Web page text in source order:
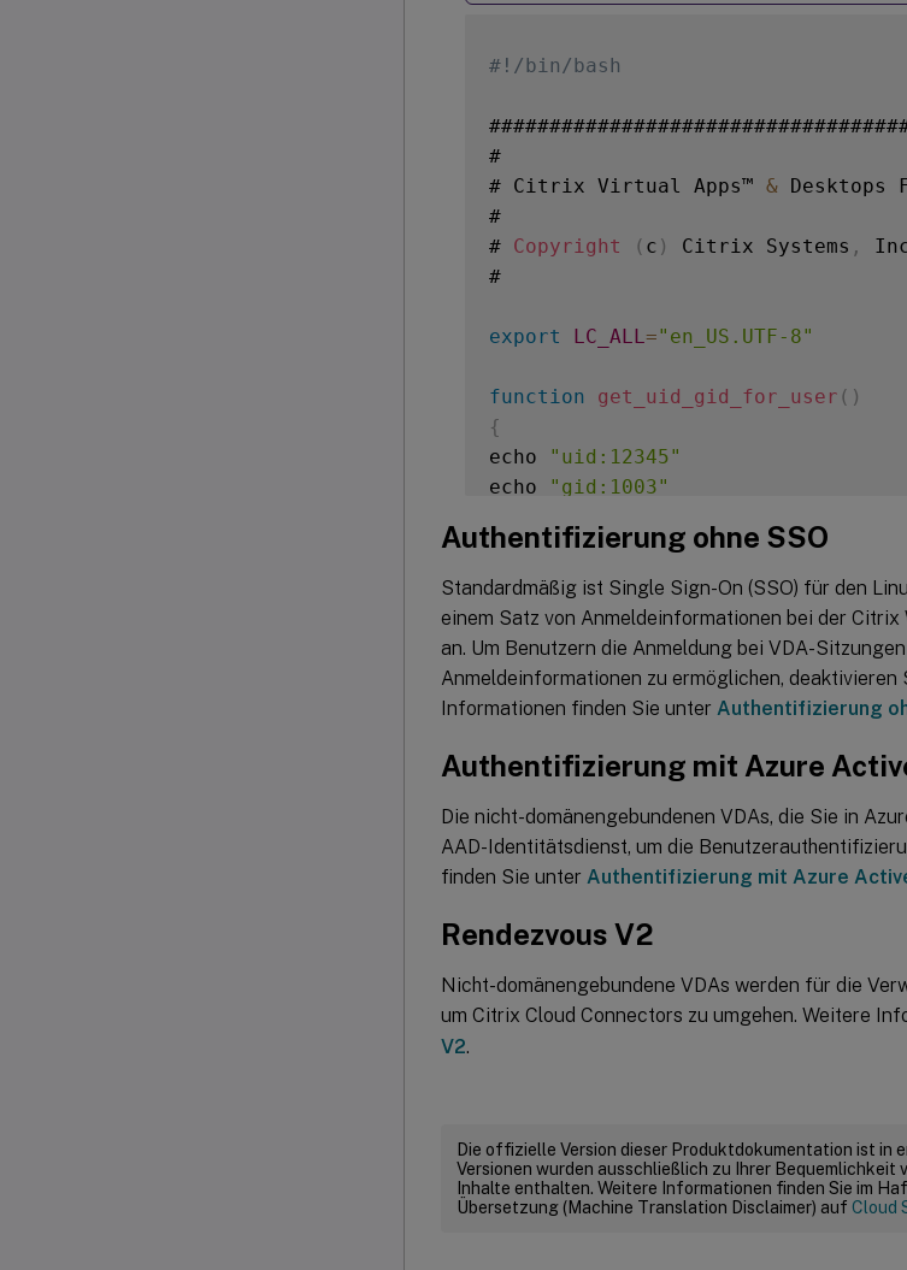
#!/bin/bash
#
# Citrix Virtual Apps™ & Desktops
#
# Copyright ( c ) Citrix Systems ,
#
export LC_ALL ="en_US.UTF-8"
function get_uid_gid_for_user ( )
{
echo
"uid:12345"
echo
"gid:1003"
echo "shell:/bin/sh"
}
get_uid_gid_for_user $1
Authentifizierung ohne SSO
Standardmäßig ist Single Sign-On (SSO) für den
einem Satz von Anmeldeinformationen bei der
an. Um Benutzern die Anmeldung bei VDA-
Anmeldeinformationen zu ermöglichen, deaktivieren
Informationen finden Sie unter Authentifizierung
Authentifizierung mit Azure
Die nicht-domänengebundenen VDAs, die Sie in
AAD-Identitätsdienst, um die
finden Sie unter Authentifizierung mit Azure
Rendezvous V2
Nicht-domänengebundene VDAs werden für die
um Citrix Cloud Connectors zu umgehen. Weitere
V2.
Die offizielle Version dieser Produktdokumentation ist in
Versionen wurden ausschließlich zu Ihrer
Inhalte enthalten. Weitere Informationen finden Sie im
Übersetzung (Machine Translation Disclaimer) auf Cloud